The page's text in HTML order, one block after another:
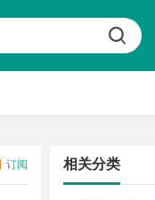
订阅 相关分类